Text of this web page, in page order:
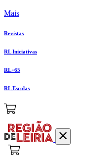
Mais
Revistas
RL Iniciativas
RL+65
RL Escolas